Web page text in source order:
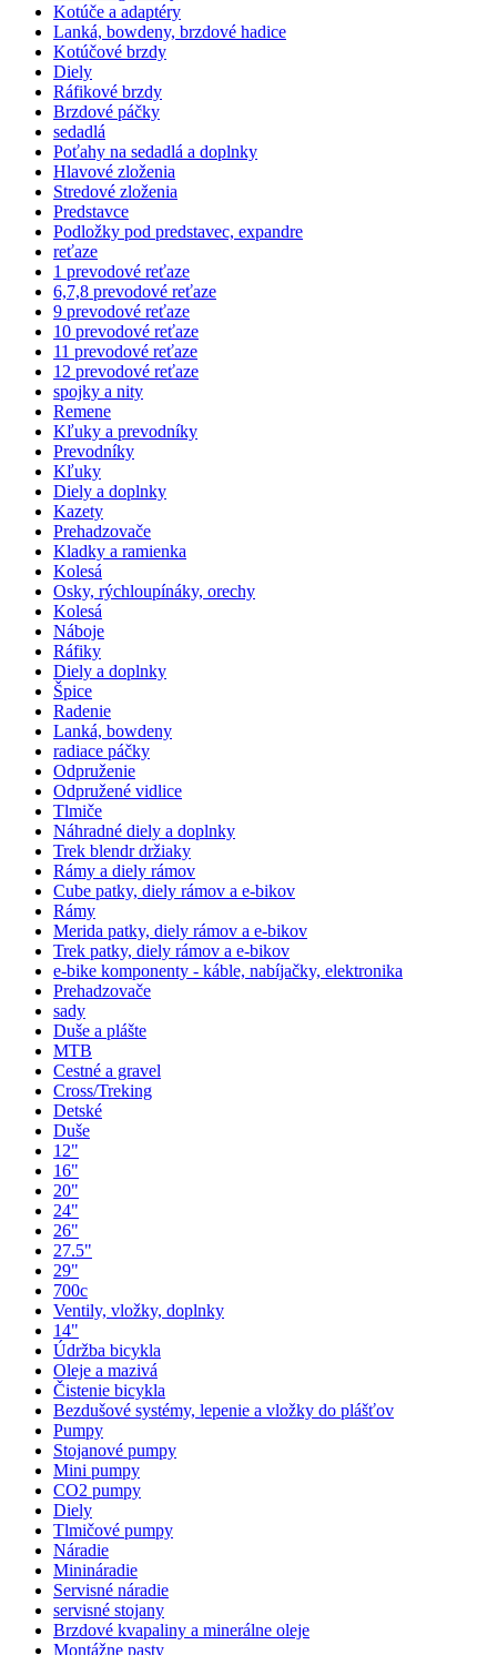
Kotúče a adaptéry
Lanká, bowdeny, brzdové hadice
Kotúčové brzdy
Diely
Ráfikové brzdy
Brzdové páčky
sedadlá
Poťahy na sedadlá a doplnky
Hlavové zloženia
Stredové zloženia
Predstavce
Podložky pod predstavec, expandre
reťaze
1 prevodové reťaze
6,7,8 prevodové reťaze
9 prevodové reťaze
10 prevodové reťaze
11 prevodové reťaze
12 prevodové reťaze
spojky a nity
Remene
Kľuky a prevodníky
Prevodníky
Kľuky
Diely a doplnky
Kazety
Prehadzovače
Kladky a ramienka
Kolesá
Osky, rýchloupínáky, orechy
Kolesá
Náboje
Ráfiky
Diely a doplnky
Špice
Radenie
Lanká, bowdeny
radiace páčky
Odpruženie
Odpružené vidlice
Tlmiče
Náhradné diely a doplnky
Trek blendr držiaky
Rámy a diely rámov
Cube patky, diely rámov a e-bikov
Rámy
Merida patky, diely rámov a e-bikov
Trek patky, diely rámov a e-bikov
e-bike komponenty - káble, nabíjačky, elektronika
Prehadzovače
sady
Duše a plášte
MTB
Cestné a gravel
Cross/Treking
Detské
Duše
12"
16"
20"
24"
26"
27.5"
29"
700c
Ventily, vložky, doplnky
14"
Údržba bicykla
Oleje a mazivá
Čistenie bicykla
Bezdušové systémy, lepenie a vložky do plášťov
Pumpy
Stojanové pumpy
Mini pumpy
CO2 pumpy
Diely
Tlmičové pumpy
Náradie
Minináradie
Servisné náradie
servisné stojany
Brzdové kvapaliny a minerálne oleje
Montážne pasty